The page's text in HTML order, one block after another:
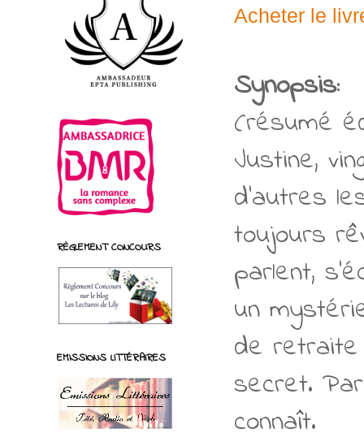
Acheter le
Synopsis:
(résumé
Justine,
d’autres
toujours
parlent,
un
de retraite
secret.
connaît.
RÈGLEMENT CONCOURS
EMISSIONS LITTÉRAIRES